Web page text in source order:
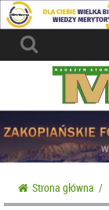
Strona główna /